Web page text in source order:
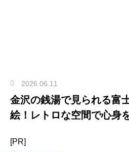
2026.06.11
金沢の銭湯で見られる富
絵！レトロな空間で心身
[PR]